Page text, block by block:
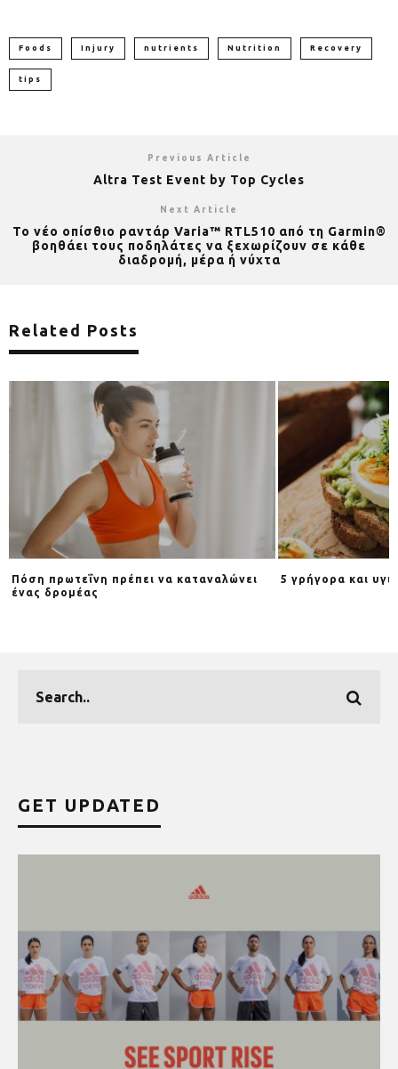
Foods Injury nutrients Nutrition Recovery
tips
Previous Article
Altra Test Event by Top Cycles
Next Article
Το νέο οπίσθιο ραντάρ Varia™ RTL510 από τη Garmin®
βοηθάει τους ποδηλάτες να ξεχωρίζουν σε κάθε
διαδρομή, μέρα ή νύχτα
Related Posts
Πόση πρωτεΐνη πρέπει να καταναλώνει
ένας δρομέας
5 γρήγορα και
GET UPDATED